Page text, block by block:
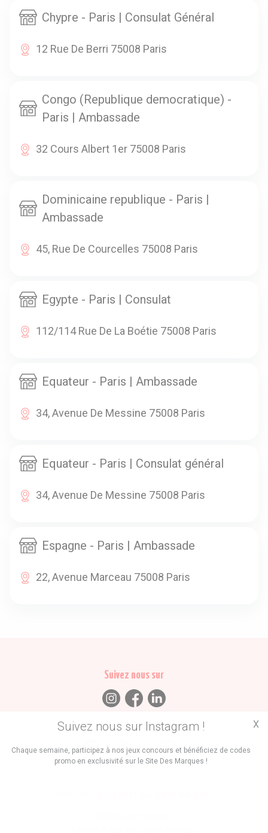
Chypre - Paris | Consulat Général
12 Rue De Berri 75008 Paris
Congo (Republique democratique) -
Paris | Ambassade
32 Cours Albert 1er 75008 Paris
Dominicaine republique - Paris |
Ambassade
45, Rue De Courcelles 75008 Paris
Egypte - Paris | Consulat
112/114 Rue De La Boétie 75008 Paris
Equateur - Paris | Ambassade
34, Avenue De Messine 75008 Paris
Equateur - Paris | Consulat général
34, Avenue De Messine 75008 Paris
Espagne - Paris | Ambassade
22, Avenue Marceau 75008 Paris
Suivez nous sur Instagram !
Chaque semaine, participez à nos jeux concours et bénéficiez de codes
promo en exclusivité sur le Site Des Marques !
X
Suivez nous sur
Trouvez des
Promos Marques Boutiques